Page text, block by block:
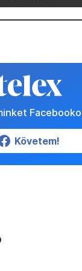
Követem!